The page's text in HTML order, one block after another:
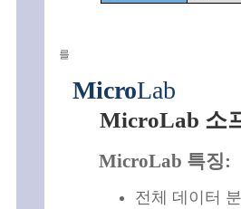
를
MicroLab
MicroLab 소
MicroLab 특징:
전체 데이터